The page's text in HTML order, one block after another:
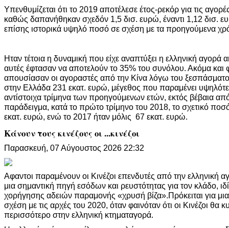
Υπενθυμίζεται ότι το 2019 αποτέλεσε έτος-ρεκόρ για τις
καθώς δαπανήθηκαν σχεδόν 1,5 δισ. ευρώ, έναντι 1,12 δισ.
επίσης ιστορικά υψηλό ποσό σε σχέση με τα προηγούμενα
Ηταν τέτοια η δυναμική που είχε αναπτύξει η ελληνική αγορά
αυτές έφτασαν να αποτελούν το 35% του συνόλου. Ακόμα και
απουσίασαν οι αγοραστές από την Κίνα λόγω του
στην Ελλάδα 231 εκατ. ευρώ, μέγεθος που παραμένει
αντίστοιχα τρίμηνα των προηγούμενων ετών, εκτός βέβαια
παράδειγμα, κατά το πρώτο τρίμηνο του 2018, το σχετικό
εκατ. ευρώ, ενώ το 2017 ήταν μόλις 67 εκατ. ευρώ.
Κάνουν τους κινέζους οι ...κινέζοι
Παρασκευή, 07 Αύγουστος 2026 22:32
Αφαντοι παραμένουν οι Κινέζοι επενδυτές από την ελληνική
μια σημαντική πηγή εσόδων και ρευστότητας για τον κλάδο,
χορήγησης αδειών παραμονής «χρυσή βίζα».Πρόκειται για
σχέση με τις αρχές του 2020, όταν φαινόταν ότι οι Κινέζοι θα
περισσότερο στην ελληνική κτηματαγορά.